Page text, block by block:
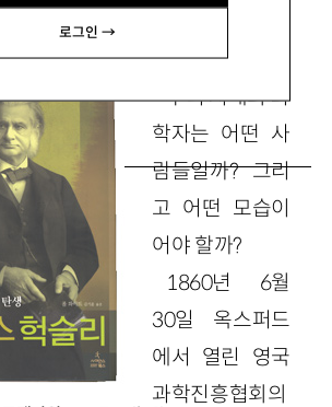
로그인 →
우리 시대의 과
학자는 어떤 사
람들일까? 그리
고 어떤 모습이
어야 할까?
1860년 6월
30일 옥스퍼드
에서 열린 영국
과학진흥협회의